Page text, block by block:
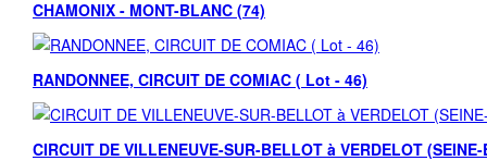
CHAMONIX - MONT-BLANC (74)
RANDONNEE, CIRCUIT DE COMIAC ( Lot - 46)
CIRCUIT DE VILLENEUVE-SUR-BELLOT à VERDELOT